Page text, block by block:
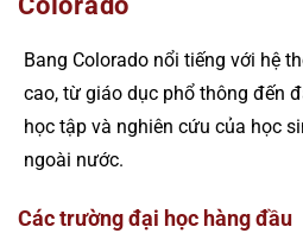
Bang Colorado nổi tiếng với hệ
cao, từ giáo dục phổ thông đến
học tập và nghiên cứu của học
ngoài nước.
Các trường đại học hàng đầu